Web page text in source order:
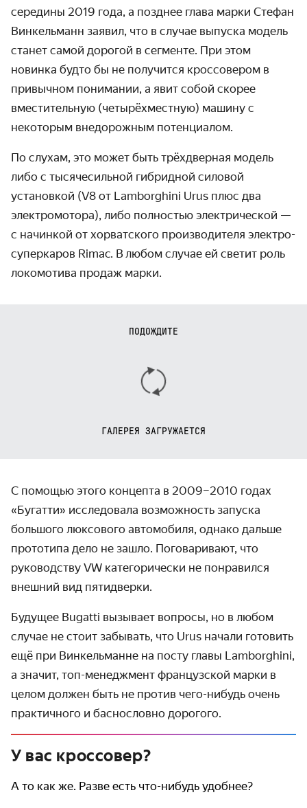
середины 2019 года, а позднее глава марки Стефан
Винкель­манн заявил, что в случае выпуска модель
станет самой дорогой в сегменте. При этом
новинка будто бы не получится кроссовером в
привычном понимании, а явит собой скорее
вмести­тельную (четырёх­местную) машину с
некоторым внедорожным потенциалом.
По слухам, это может быть трёхдверная модель
либо с тысяче­сильной гибридной силовой
установкой (V8 от Lamborghini Urus плюс два
электро­мотора), либо полностью электрической —
с начинкой от хорватского произ­водителя электро­
суперкаров Rimac. В любом случае ей светит роль
локомотива продаж марки.
ПОДОЖДИТЕ
ГАЛЕРЕЯ ЗАГРУЖАЕТСЯ
С помощью этого концепта в 2009–2010 годах
«Бугатти» исследовала возмож­ность запуска
большого люксового авто­мобиля, однако дальше
прото­типа дело не зашло. Поговари­вают, что
руководству VW категорически не понравился
внешний вид пятидверки.
Будущее Bugatti вызывает вопросы, но в любом
случае не стоит забывать, что Urus начали готовить
ещё при Винкель­манне на посту главы Lamborghini,
а значит, топ-менедж­мент французской марки в
целом должен быть не против чего-нибудь очень
практичного и басно­словно дорогого.
У вас кроссовер?
А то как же. Разве есть что-нибудь удобнее?